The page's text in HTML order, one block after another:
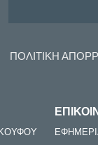
ΠΟΛΙΤΙΚΗ